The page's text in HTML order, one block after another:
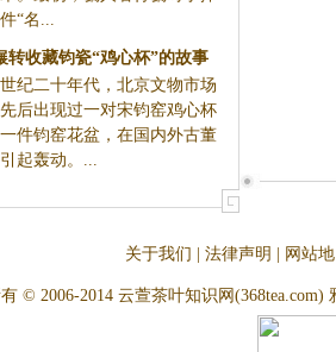
故事
市场上先后出现过一对宋钧
在国内外古董中引起轰
关于我们 法律声明 网站
© 2006-2014 云萱茶叶知识网